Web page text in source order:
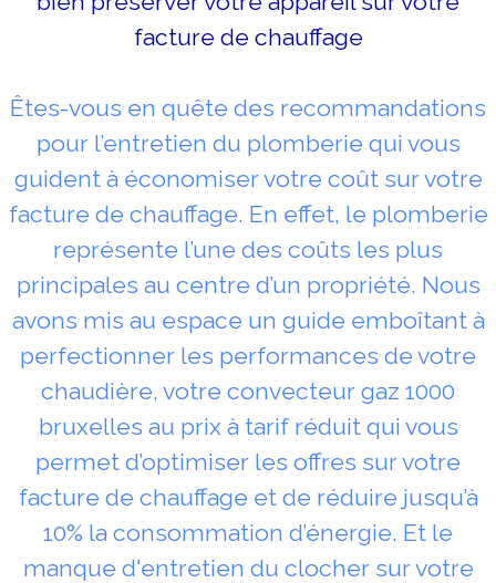
facture de chauffage
Êtes-vous en quête des recommandations
pour l’entretien du plomberie qui vous
guident à économiser votre coût sur votre
facture de chauffage. En effet, le plomberie
représente l’une des coûts les plus
principales au centre d’un propriété. Nous
avons mis au espace un guide emboîtant à
perfectionner les performances de votre
chaudière, votre convecteur gaz 1000
bruxelles au prix à tarif réduit qui vous
permet d’optimiser les offres sur votre
facture de chauffage et de réduire jusqu’à
10% la consommation d’énergie. Et le
manque d'entretien du clocher sur votre